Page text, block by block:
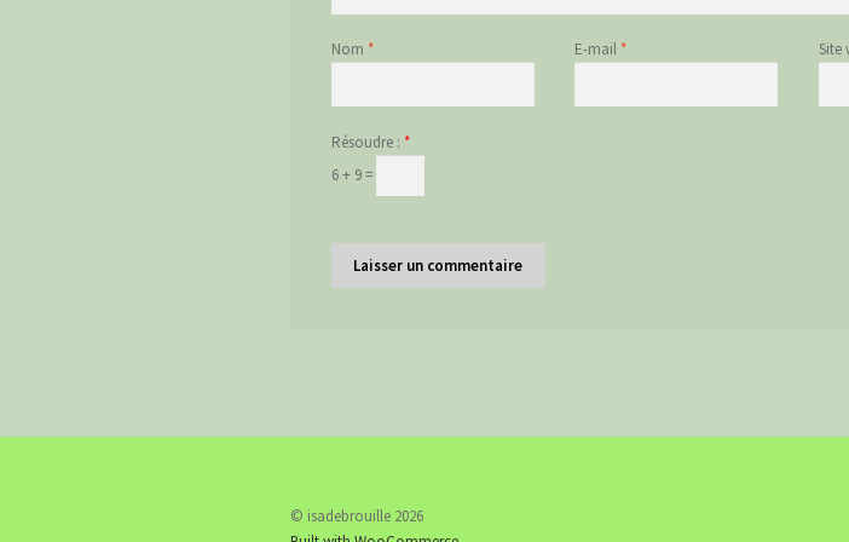
Nom * E-mail * Site
Résoudre : *
6 + 9 =
© isadebrouille 2026